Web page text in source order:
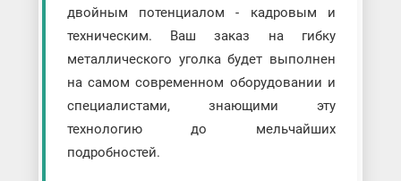
двойным потенциалом - кадровым и
техническим. Ваш заказ на гибку
металлического уголка будет выполнен
на самом современном оборудовании и
специалистами, знающими эту
технологию до мельчайших
подробностей.